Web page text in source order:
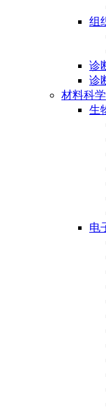
组
诊
诊
材料科学
生
电